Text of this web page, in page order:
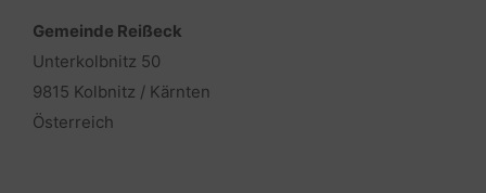
Gemeinde Reißeck
Unterkolbnitz 50
9815 Kolbnitz / Kärnten
Österreich